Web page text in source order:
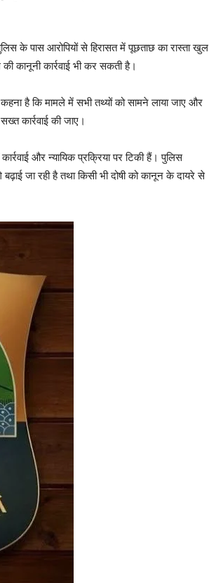
About
के पास आरोपियों से हिरासत में पूछताछ का रास्ता खुल
कानूनी कार्रवाई भी कर सकती है।
है कि मामले में सभी तथ्यों को सामने लाया जाए और
कार्रवाई की जाए।
और न्यायिक प्रक्रिया पर टिकी हैं। पुलिस
जा रही है तथा किसी भी दोषी को कानून के दायरे से